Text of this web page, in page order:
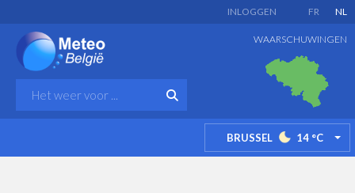
FR NL
INLOGGEN
WAARSCHUWINGEN
BRUSSEL 14 °C